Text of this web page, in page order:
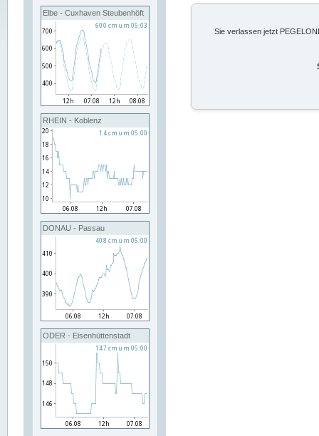
Elbe - Cuxhaven Steubenhöft
RHEIN - Koblenz
DONAU - Passau
ODER - Eisenhüttenstadt
Sie verlassen jetzt